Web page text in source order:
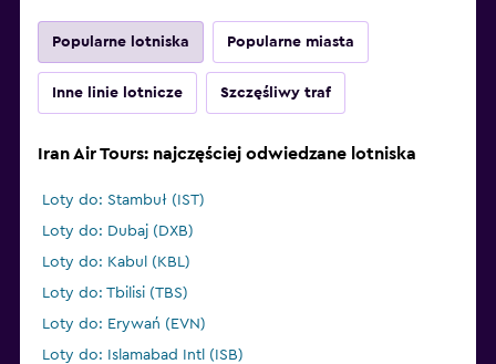
Popularne lotniska Popularne miasta
Inne linie lotnicze Szczęśliwy traf
Iran Air Tours: najczęściej odwiedzane lotniska
Loty do: Stambuł (IST)
Loty do: Dubaj (DXB)
Loty do: Kabul (KBL)
Loty do: Tbilisi (TBS)
Loty do: Erywań (EVN)
Loty do: Islamabad Intl (ISB)